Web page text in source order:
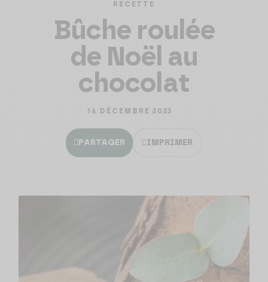
RECETTE
Bûche roulée
de Noël au
chocolat
14 DÉCEMBRE 2023
PARTAGER IMPRIMER